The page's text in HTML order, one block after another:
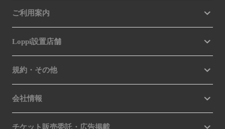
ご利用案内
Loppi設置店舗
規約・その他
会社情報
チケット販売委託・広告掲載